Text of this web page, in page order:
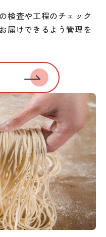
検査や工程のチェック
届けできるよう管理を